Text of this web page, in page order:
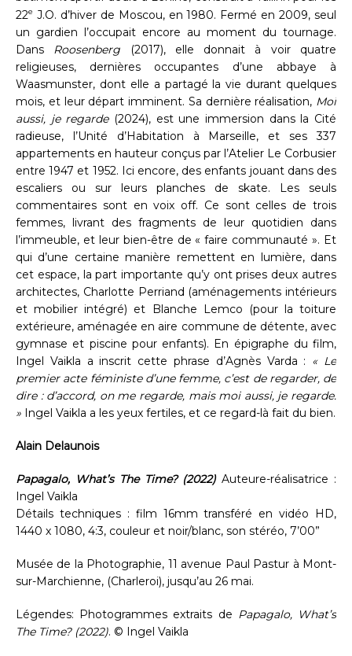
22e J.O. d’hiver de Moscou, en 1980. Fermé en 2009, seul
un gardien l’occupait encore au moment du tournage.
Dans Roosenberg (2017), elle donnait à voir quatre
religieuses, dernières occupantes d’une abbaye à
Waasmunster, dont elle a partagé la vie durant quelques
mois, et leur départ imminent. Sa dernière réalisation, Moi
aussi, je regarde(2024), est une immersion dans la Cité
radieuse, l’Unité d’Habitation à Marseille, et ses 337
appartements en hauteur conçus par l’Atelier Le Corbusier
entre 1947 et 1952. Ici encore, des enfants jouant dans des
escaliers ou sur leurs planches de skate. Les seuls
commentaires sont en voix off. Ce sont celles de trois
femmes, livrant des fragments de leur quotidien dans
l’immeuble, et leur bien-être de « faire communauté ». Et
qui d’une certaine manière remettent en lumière, dans
cet espace, la part importante qu’y ont prises deux autres
architectes, Charlotte Perriand (aménagements intérieurs
et mobilier intégré) et Blanche Lemco (pour la toiture
extérieure, aménagée en aire commune de détente, avec
gymnase et piscine pour enfants). En épigraphe du film,
Ingel Vaikla a inscrit cette phrase d’Agnès Varda : « Le
premier acte féministe d’une femme, c’est de regarder, de
dire : d’accord, on me regarde, mais moi aussi, je regarde.
» Ingel Vaikla a les yeux fertiles, et ce regard-là fait du bien.
Alain Delaunois
Papagalo, What’s The Time? (2022) Auteure-réalisatrice :
Ingel Vaikla
Détails techniques : film 16mm transféré en vidéo HD,
1440 x 1080, 4:3, couleur et noir/blanc, son stéréo, 7’00”
Musée de la Photographie, 11 avenue Paul Pastur à Mont-
sur-Marchienne, (Charleroi), jusqu’au 26 mai.
Légendes: Photogrammes extraits de Papagalo, What’s
The Time? (2022). © Ingel Vaikla